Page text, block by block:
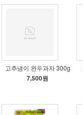
고추냉이 완두과자 300g
7,500원